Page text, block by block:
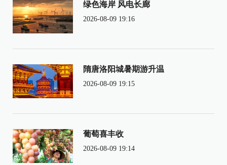
绿色海岸 风电长廊
2026-08-09 19:16
隋唐洛阳城暑期游升温
2026-08-09 19:15
葡萄喜丰收
2026-08-09 19:14